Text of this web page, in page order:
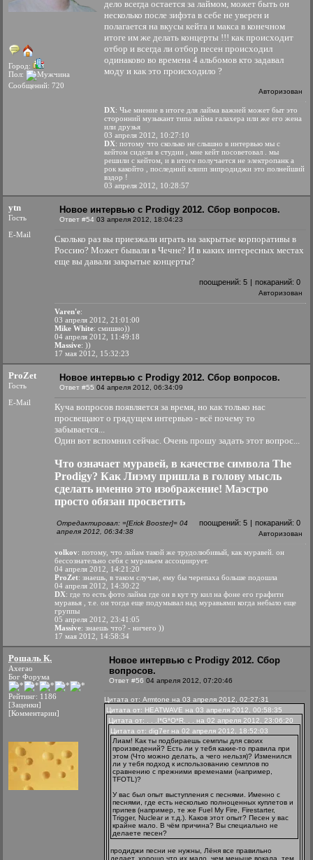
Город:
Пол:
Сообщений: 720
дело всегда остается за лаймом, может быть он
несколько после зифэта в себе не уверен и
полагается на вкусы кейта и макса в конечном
итоге им же делать концерты !!! как происходит
отбор и всегда ли отбор песен происходил
одинаково во времена 4 альбомов кто задавал
моду и как это происходило ?
Авторизован
DX: Чье мнение в итоге для лайма важней может быт это
сторонний музыкант типа лайма галахера или же его жена
или друзья
03 апреля 2012, 10:27:10
DX: потому что сколько не слышно в интервью мы с
кейтом сидели в студии , мне кейт посоветовал . мы
решили с кейтом, и в итоге получается не электропанк а
рок какойто , последний клипп зипродиджи это полнейший
вздор !
03 апреля 2012, 10:28:57
ytn
Гость
E-Mail
Новое интервью с Prodigy 2012. Сбор вопросов.
Ответ #54 03 апреля 2012, 18:04:23
Сколько раз вы приезжали играть на закрытые корпоративы в
Россию? Может бывали в Чечне? И в каких интересных местах
еще вы давали закрытые концерты?
поощрений: 5 | покараний: 0
Авторизован
Varen'e:
03 апреля 2012, 21:01:00
Mike White: смишно))
04 апреля 2012, 11:49:18
Massive: ))
17 мая 2012, 15:32:23
ProZet
Гость
E-Mail
Новое интервью с Prodigy 2012. Сбор вопросов.
Ответ #55 04 апреля 2012, 06:34:09
Куча вопросов появляется за время, но как только нас
просвещают о грядущем интервью - всё почему то
забывается...
Один вот вспомнил сейчас. Очень прошу задать этот вопрос...
Что означает муравей, в качестве символа The
Prodigy? Как Лиэму пришла в голову мысль
сделать именно это изображение! Маэстро
просто обязан просветить
Отредактировал: =[Erick Booster]= 04
апреля 2012, 06:34:38
поощрений: 5 | покараний: 0
Авторизован
volkov: потому, что лайам такой же трудолюбивый, как муравей. он
бессознательно себя с муравьем ассоциирует.
04 апреля 2012, 14:21:20
ProZet: знаешь, в таком случае, ему бы черепаха больше подошла
04 апреля 2012, 14:30:22
DX: где то есть фото лайма где он в кут ту кил на фоне его графити
муравья , т.е. он тогда еще подумывал над муравьями когда небыло еще
группы
05 апреля 2012, 23:41:05
Massive: знаешь что? - ничего ))
17 мая 2012, 14:58:34
Рошаль К.
Ахегао
Бог Форума
Рейтинг: 1186
[Заценки]
[Комментарии]
Новое интервью с Prodigy 2012. Сбор
вопросов.
Ответ #56 04 апреля 2012, 07:20:46
Цитата от: Armtone на 03 апреля 2012, 02:27:31
Цитата от: HEATWAVE на 03 апреля 2012, 00:58:35
Цитата от: . . .I*G*O*R. . . на 02 апреля 2012, 23:06:20
Цитата от: dig7er на 02 апреля 2012, 18:52:03
Лиам! Как ты подбираешь семплы для своих
произведений? Есть ли у тебя какие-то правила при
этом (Что можно делать, а чего нельзя)? Изменился
ли у тебя подход к использованию семплов по
сравнению с прежними временами (например,
TFOTL)?
У вас был опыт выступления с песнями. Именно с
песнями, где есть несколько полноценных куплетов и
припев (например, те же Fuel My Fire, Firestarter,
Trigger, Nuclear и т.д.). Каков этот опыт? Песен у вас
крайне мало. В чём причина? Вы специально не
делаете песен?
продиджи песни не нужны, Лёня все правильно
делает, хорошо что их мало, чем меньше вокала, тем